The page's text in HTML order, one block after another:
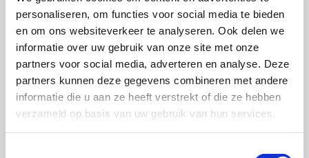
personaliseren, om functies voor social media te bieden
en om ons websiteverkeer te analyseren. Ook delen we
informatie over uw gebruik van onze site met onze
partners voor social media, adverteren en analyse. Deze
partners kunnen deze gegevens combineren met andere
informatie die u aan ze heeft verstrekt of die ze hebben
verzameld op basis van uw gebruik van hun services.
0348 – 43 29 20(algemene nummer)
(ma t/m do: van 10.00 tot 14.30 uur)
info@crohn-colitis.nl
0348 – 420 780 (ervaringsdeskundigenlijn)
(ma t/m do: van 10:00 tot 12:30 uur)
ervaringsdeskundigen@crohn-colitis.nl